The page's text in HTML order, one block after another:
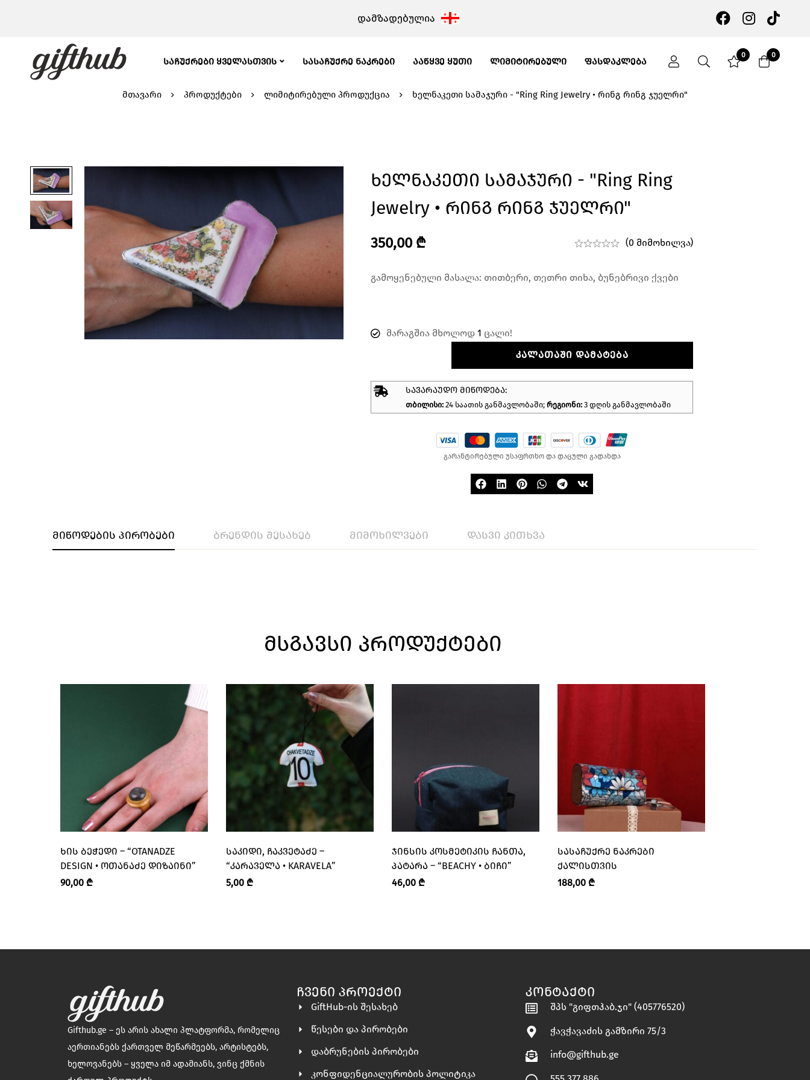
დამზადებულია
ᲡᲐᲩᲣᲥᲠᲔᲑᲘ ᲧᲕᲔᲚᲐᲡᲗᲕᲘᲡ ᲡᲐᲡᲐᲩᲣᲥᲠᲔ ᲜᲐᲙᲠᲔᲑᲘ ᲐᲐᲬᲧᲕᲔ ᲧᲣᲗᲘ ᲚᲘᲛᲘᲢᲘᲠᲔᲑᲣᲚᲘ ᲤᲐᲡᲓᲐᲙᲚᲔᲑᲐ
0 0
მთავარი პროდუქტები ლიმიტირებული პროდუქცია ხელნაკეთი სამაჯური - "Ring Ring Jewelry • რინგ რინგ ჯუელრი"
Ხელნაკეთი Სამაჯური - "Ring Ring
Jewelry • Რინგ Რინგ Ჯუელრი"
350,00 ₾ (0 მიმოხილვა)
გამოყენებული მასალა: თითბერი, თეთრი თიხა, ბუნებრივი ქვები
მარაგშია მხოლოდ 1 ცალი!
ᲙᲐᲚᲐᲗᲐᲨᲘ ᲓᲐᲛᲐᲢᲔᲑᲐ
ᲡᲐᲕᲐᲠᲐᲣᲓᲝ ᲛᲘᲬᲝᲓᲔᲑᲐ:
თბილისი: 24 საათის განმავლობაში; რეგიონი: 3 დღის განმავლობაში
გარანტირებული უსაფრთხო და დაცული გადახდა
მიწოდების პირობები ბრენდის შესახებ მიმოხილვები დასვი კითხვა
ᲛᲡᲒᲐᲕᲡᲘ ᲞᲠᲝᲓᲣᲥᲢᲔᲑᲘ
ᲮᲘᲡ ᲑᲔᲭᲔᲓᲘ – “OTANADZE
DESIGN • ᲝᲗᲐᲜᲐᲫᲔ ᲓᲘᲖᲐᲘᲜᲘ”
90,00 ₾
ᲡᲐᲙᲘᲓᲘ, ᲩᲐᲙᲕᲔᲢᲐᲫᲔ –
“ᲙᲐᲠᲐᲕᲔᲚᲐ • KARAVELA”
5,00 ₾
ᲯᲘᲜᲡᲘᲡ ᲙᲝᲡᲛᲔᲢᲘᲙᲘᲡ ᲩᲐᲜᲗᲐ,
ᲞᲐᲢᲐᲠᲐ – “BEACHY • ᲑᲘᲩᲘ”
46,00 ₾
ᲡᲐᲡᲐᲩᲣᲥᲠᲔ ᲜᲐᲙᲠᲔᲑᲘ
ᲥᲐᲚᲘᲡᲗᲕᲘᲡ
188,00 ₾
Gifthub.ge – ეს არის ახალი პლატფორმა, რომელიც
აერთიანებს ქართველ მეწარმეებს, არტისტებს,
ხელოვანებს – ყველა იმ ადამიანს, ვინც ქმნის
ᲩᲕᲔᲜᲘ ᲞᲠᲝᲔᲥᲢᲘ
GiftHub-ის შესახებ
წესები და პირობები
დაბრუნების პირობები
კონფიდენციალურობის პოლიტიკა
ᲙᲝᲜᲢᲐᲥᲢᲘ
შპს "გიფთჰაბ.ჯი" (405776520)
ჭავჭავაძის გამზირი 75/3
info@gifthub.ge